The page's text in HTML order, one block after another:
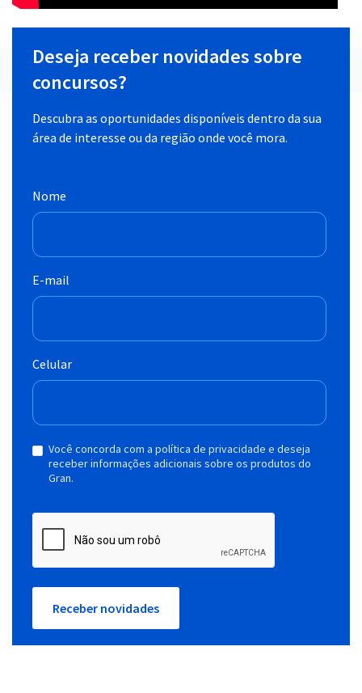
Deseja receber novidades sobre
concursos?
Descubra as oportunidades disponíveis dentro da sua
área de interesse ou da região onde você mora.
Nome
E-mail
Celular
Você concorda com a política de privacidade e deseja
receber informações adicionais sobre os produtos do
Gran.
Receber novidades